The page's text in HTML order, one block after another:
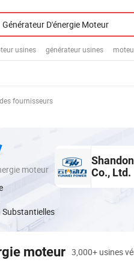
usines générateur usines
fournisseurs
moteur
Co., Ltd.
moteur 3,000+ usines